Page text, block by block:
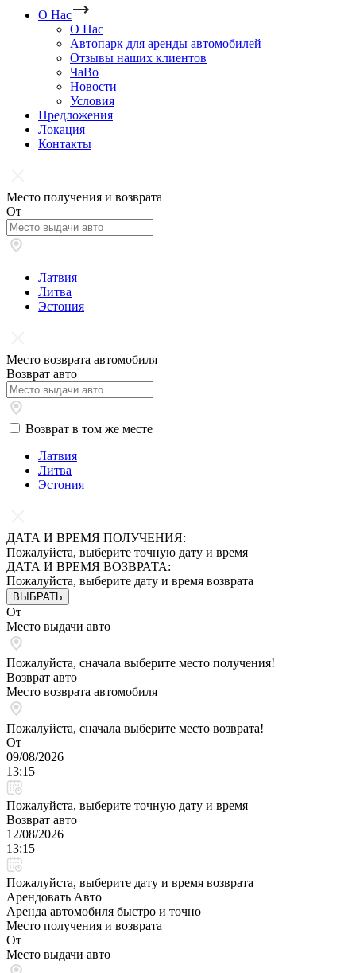
О Нас
О Нас
Автопарк для аренды автомобилей
Отзывы наших клиентов
ЧаВо
Новости
Условия
Предложения
Локация
Контакты
Место получения и возврата
От
Латвия
Литва
Эстония
Место возврата автомобиля
Возврат авто
Возврат в том же месте
Латвия
Литва
Эстония
ДАТА И ВРЕМЯ ПОЛУЧЕНИЯ:
Пожалуйста, выберите точную дату и время
ДАТА И ВРЕМЯ ВОЗВРАТА:
Пожалуйста, выберите дату и время возврата
ВЫБРАТЬ
От
Место выдачи авто
Пожалуйста, сначала выберите место получения!
Возврат авто
Место возврата автомобиля
Пожалуйста, сначала выберите место возврата!
От
09/08/2026
13:15
Пожалуйста, выберите точную дату и время
Возврат авто
12/08/2026
13:15
Пожалуйста, выберите дату и время возврата
Арендовать Авто
Аренда автомобиля быстро и точно
Место получения и возврата
От
Место выдачи авто